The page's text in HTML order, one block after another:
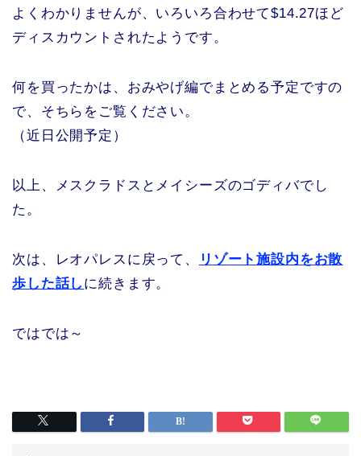
よくわかりませんが、いろいろ合わせて$14.27ほど
ディスカウントされたようです。
何を買ったかは、おみやげ編でまとめる予定ですの
で、そちらをご覧ください。
（近日公開予定）
以上、メスクラドスとメイシーズのゴディバでし
た。
次は、レオパレスに戻って、
リゾート施設内をお散
歩した話し に続きます。
ではでは～